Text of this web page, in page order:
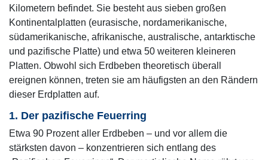
Kilometern befindet. Sie besteht aus sieben großen
Kontinentalplatten (eurasische, nordamerikanische,
südamerikanische, afrikanische, australische, antarktische
und pazifische Platte) und etwa 50 weiteren kleineren
Platten. Obwohl sich Erdbeben theoretisch überall
ereignen können, treten sie am häufigsten an den Rändern
dieser Erdplatten auf.
1. Der pazifische Feuerring
Etwa 90 Prozent aller Erdbeben ­– und vor allem die
stärksten davon ­– konzentrieren sich entlang des